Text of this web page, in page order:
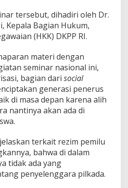
tersebut, dihadiri oleh Dr.
Kepala Bagian Hukum,
(HKK) DKPP RI.
materi dengan
seminar nasional ini,
bagian dari social
generasi penerus
di masa depan karena alih
nantinya akan ada di
terkait rezim pemilu
bahwa di dalam
tidak ada yang
penyelenggara pilkada.